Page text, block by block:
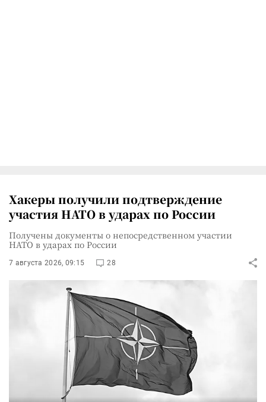
Хакеры получили подтверждение
участия НАТО в ударах по России
Получены документы о непосредственном участии
НАТО в ударах по России
7 августа 2026, 09:15 28